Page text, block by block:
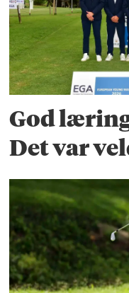
God
Det var